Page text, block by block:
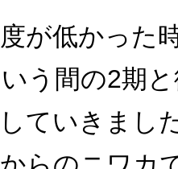
が低かった
う間の2期
ていきまし